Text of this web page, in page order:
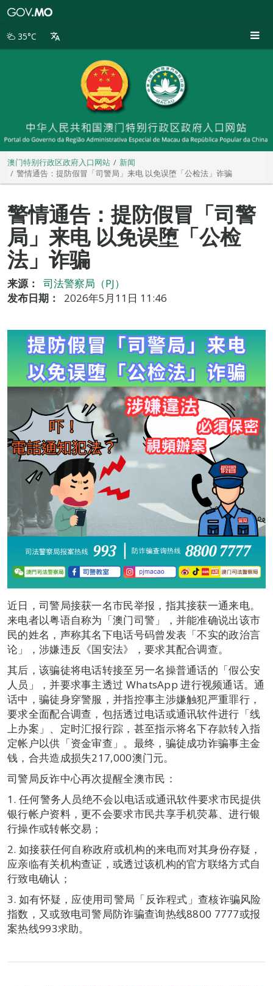
别
35°C
澳门特别行政区政府入口网站
新闻
警情通告：提防假冒「司警局」来电 以免误堕「公检法」诈骗
警情通告：提防假冒「司警
局」来电 以免误堕「公检
法」诈骗
来源：
司法警察局（PJ）
发布日期：
2026年5月11日 11:46
近日，司警局接获一名市民举报，指其接获一通来电。
来电者以粤语自称为「澳门司警」，并能准确说出该市
民的姓名，声称其名下电话号码曾发表「不实的政治言
论」，涉嫌违反《国安法》，要求其配合调查。
其后，该骗徒将电话转接至另一名操普通话的「假公安
人员」，并要求事主透过 WhatsApp 进行视频通话。通
话中，骗徒身穿警服，并指控事主涉嫌触犯严重罪行，
要求全面配合调查，包括透过电话或通讯软件进行「线
上办案」、定时汇报行踪，甚至指示将名下存款转入指
定帐户以供「资金审查」。最终，骗徒成功诈骗事主金
钱，合共造成损失217,000澳门元。
司警局反诈中心再次提醒全澳市民：
1. 任何警务人员绝不会以电话或通讯软件要求市民提供
银行帐户资料，更不会要求市民共享手机荧幕、进行银
行操作或转帐交易；
2. 如接获任何自称政府或机构的来电而对其身份存疑，
应亲临有关机构查证，或透过该机构的官方联络方式自
行致电确认；
3. 如有怀疑，应使用司警局「反诈程式」查核诈骗风险
指数，又或致电司警局防诈骗查询热线8800 7777或报
案热线993求助。